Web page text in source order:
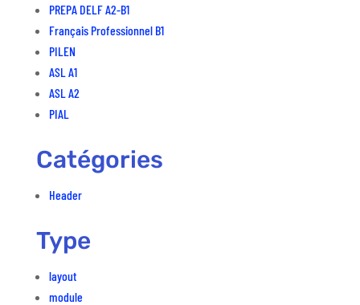
PREPA DELF A2-B1
Français Professionnel B1
PILEN
ASL A1
ASL A2
PIAL
Catégories
Header
Type
layout
module